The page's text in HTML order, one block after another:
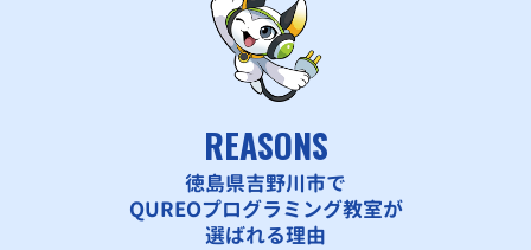
REASONS
徳島県吉野川市で
QUREOプログラミング教室が
選ばれる理由